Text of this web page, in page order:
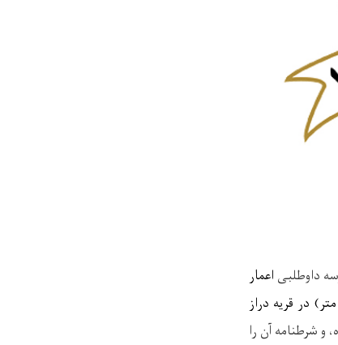
داوطلبی اعمار
متر) در قریه دراز
و شرطنامه آن را